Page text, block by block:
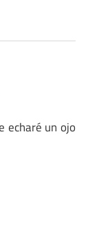
echaré un ojo